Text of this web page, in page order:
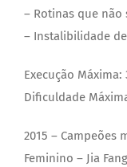
– Rotinas que não
– Instalibilidade
Execução Máxima:
Dificuldade
2015 – Campeões
Feminino – Jia